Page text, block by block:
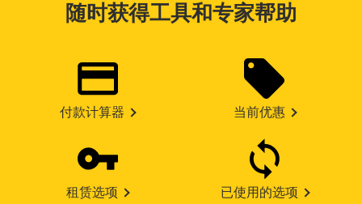
随时获得工具和专家帮助
付款计算器 当前优惠
租赁选项 已使用的选项